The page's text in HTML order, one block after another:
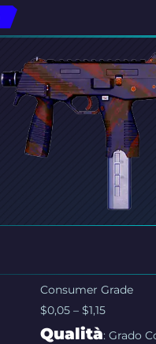
Consumer Grade
$0,05 – $1,15
Qualità: Grado